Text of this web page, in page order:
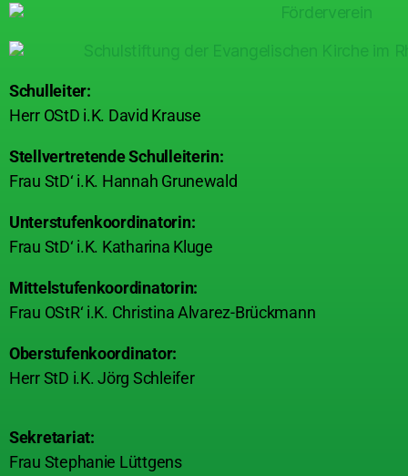
Schulleiter:
Herr OStD i.K. David Krause
Stellvertretende Schulleiterin:
Frau StD‘ i.K. Hannah Grunewald
Unterstufenkoordinatorin:
Frau StD‘ i.K. Katharina Kluge
Mittelstufenkoordinatorin:
Frau OStR‘ i.K. Christina Alvarez-Brückmann
Oberstufenkoordinator:
Herr StD i.K. Jörg Schleifer
Sekretariat:
Frau Stephanie Lüttgens